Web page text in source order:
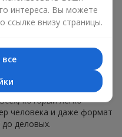
к цветам или
набор,
не просто приобрести
подарочные корзины —
который легко
человека и даже формат
деловых.
интереса. Вы можете
ссылке внизу страницы.